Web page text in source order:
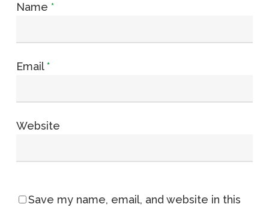
Name *
Email*
Website
Save my name, email, and website in this